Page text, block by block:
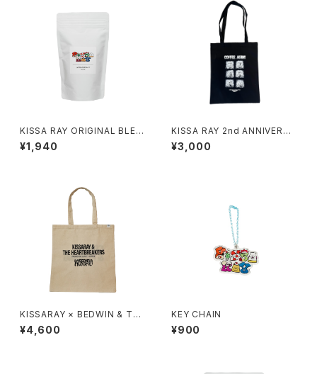
KISSA RAY ORIGINAL BLEN
D COFFEE BEANS 150g
¥1,940
KISSA RAY 2nd ANNIVERSA
RY TOTE BAG
¥3,000
KISSARAY × BEDWIN & THE
HEARTBREAKERS TOTE BA
G
¥4,600
KEY CHAIN
¥900